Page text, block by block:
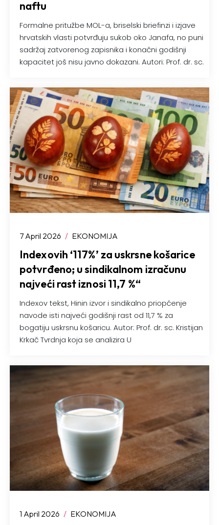
naftu
Formalne pritužbe MOL-a, briselski briefinzi i izjave
hrvatskih vlasti potvrđuju sukob oko Janafa, no puni
sadržaj zatvorenog zapisnika i konačni godišnji
kapacitet još nisu javno dokazani. Autori: Prof. dr. sc.
7 April 2026 / EKONOMIJA
Indexovih ‘117%’ za uskrsne košarice
potvrđeno; u sindikalnom izračunu
najveći rast iznosi 11,7 %“
Indexov tekst, Hinin izvor i sindikalno priopćenje
navode isti najveći godišnji rast od 11,7 % za
bogatiju uskrsnu košaricu. Autor: Prof. dr. sc. Kristijan
Krkač Tvrdnja koja se analizira U
1 April 2026 / EKONOMIJA